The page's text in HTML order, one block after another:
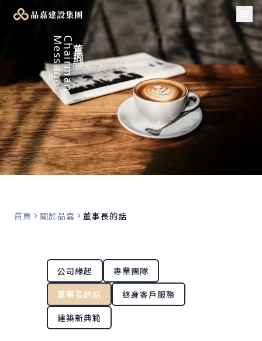
董事長的話
Chairman
Message
首頁 關於品嘉 董事長的話
公司緣起
專業團隊
董事長的話
終身客戶服務
建築新典範